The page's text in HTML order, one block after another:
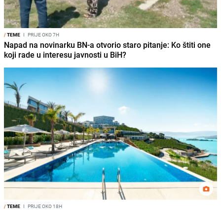
/TEME I PRIJE OKO 7H
Napad na novinarku BN-a otvorio staro pitanje: Ko štiti one
koji rade u interesu javnosti u BiH?
/TEME I PRIJE OKO 18H